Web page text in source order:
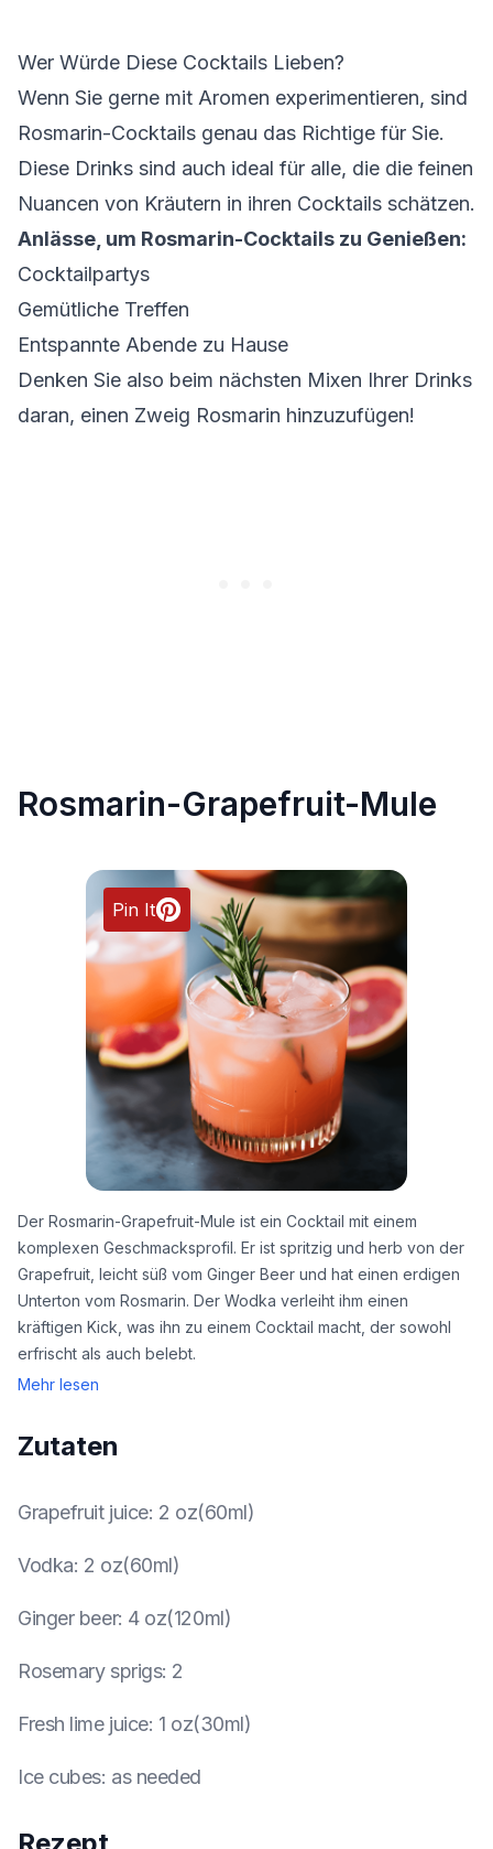
Wer Würde Diese Cocktails Lieben?
Wenn Sie gerne mit Aromen experimentieren, sind
Rosmarin-Cocktails genau das Richtige für Sie.
Diese Drinks sind auch ideal für alle, die die feinen
Nuancen von Kräutern in ihren Cocktails schätzen.
Anlässe, um Rosmarin-Cocktails zu Genießen:
Cocktailpartys
Gemütliche Treffen
Entspannte Abende zu Hause
Denken Sie also beim nächsten Mixen Ihrer Drinks
daran, einen Zweig Rosmarin hinzuzufügen!
Rosmarin-Grapefruit-Mule
Pin It
Der Rosmarin-Grapefruit-Mule ist ein Cocktail mit einem
komplexen Geschmacksprofil. Er ist spritzig und herb von der
Grapefruit, leicht süß vom Ginger Beer und hat einen erdigen
Unterton vom Rosmarin. Der Wodka verleiht ihm einen
kräftigen Kick, was ihn zu einem Cocktail macht, der sowohl
erfrischt als auch belebt.
Mehr lesen
Zutaten
Grapefruit juice: 2 oz(60ml)
Vodka: 2 oz(60ml)
Ginger beer: 4 oz(120ml)
Rosemary sprigs: 2
Fresh lime juice: 1 oz(30ml)
Ice cubes: as needed